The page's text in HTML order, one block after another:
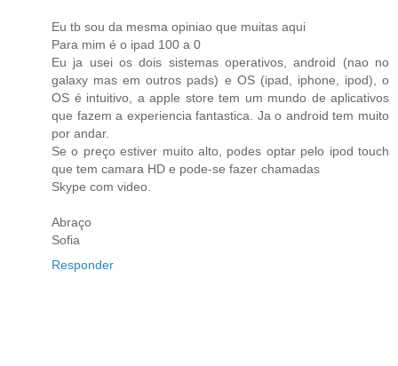
Eu tb sou da mesma opiniao que muitas aqui
Para mim é o ipad 100 a 0
Eu ja usei os dois sistemas operativos, android (nao no
galaxy mas em outros pads) e OS (ipad, iphone, ipod), o
OS é intuitivo, a apple store tem um mundo de aplicativos
que fazem a experiencia fantastica. Ja o android tem muito
por andar.
Se o preço estiver muito alto, podes optar pelo ipod touch
que tem camara HD e pode-se fazer chamadas
Skype com video.
Abraço
Sofia
Responder